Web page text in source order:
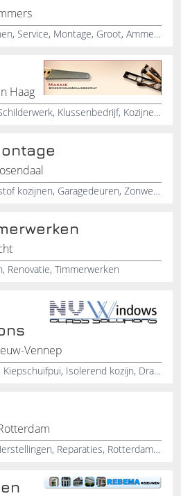
Kozijnen, Kunststof, kozijnen, Service, Montage, Groot, Ammers
Haag
Glaszetter, Timmerwerk, Schilderwerk, Klussenbedrijf, Kozijnen, Hout, Kunstof, Ruitschade, Glasservice, Zuid-Holland
Onderhoudswerken, Kunstof kozijnen, Garagedeuren, Zonwering, Zonnepanelen plaatsen
Renovatie, Timmerwerken
Vennep
Kunststof deur, Schuifpui, Kiepschuifpui, Isolerend kozijn, Draaikiepraam, Aluminium kozijnen, Verdiepte profielen, Rolhor, Ingebouwd rolluik, Elektrisch rolluik
Klusbedrijf, Onderhoud, Herstellingen, Reparaties, Rotterdam, Aluminium